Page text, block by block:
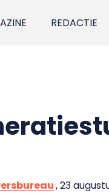
REDACTIE
, 23